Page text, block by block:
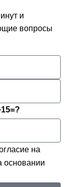
и
вопросы
на
основании